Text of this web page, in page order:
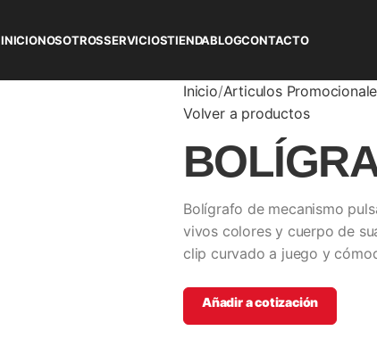
INICIONOSOTROSSERVICIOSTIENDABLOGCONTACTO
Inicio Articulos
Volver a productos
Bolígrafo de mecanismo
vivos colores y cuerpo de
clip curvado a juego y
Añadir a cotización